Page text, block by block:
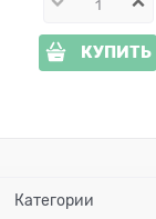
КУПИТЬ
Категории